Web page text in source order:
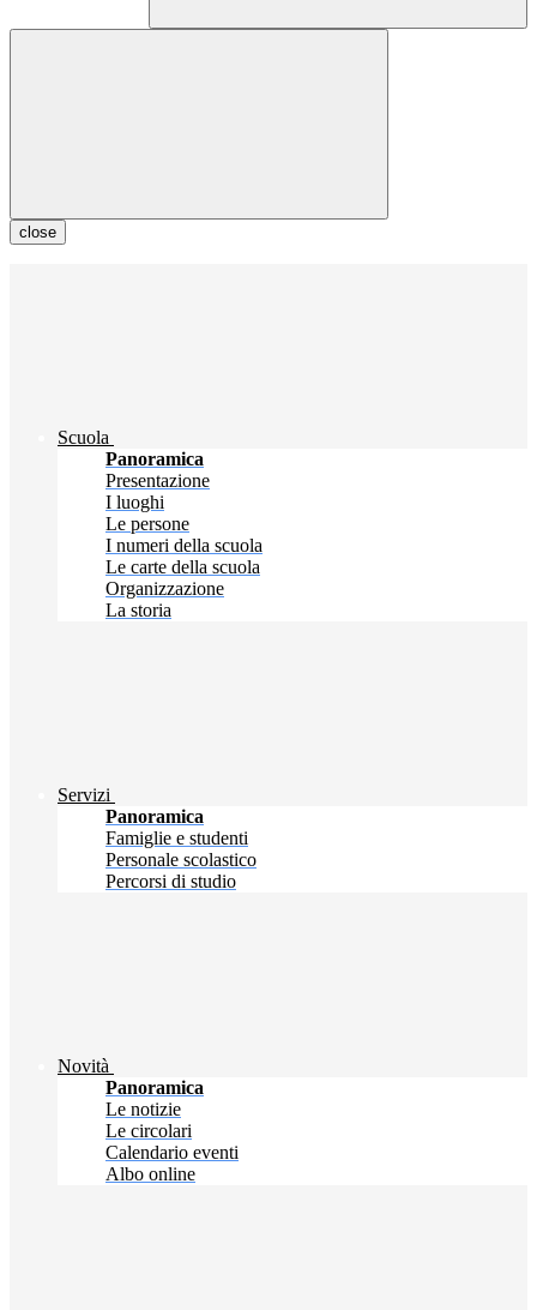
close
Scuola
Panoramica
Presentazione
I luoghi
Le persone
I numeri della scuola
Le carte della scuola
Organizzazione
La storia
Servizi
Panoramica
Famiglie e studenti
Personale scolastico
Percorsi di studio
Novità
Panoramica
Le notizie
Le circolari
Calendario eventi
Albo online